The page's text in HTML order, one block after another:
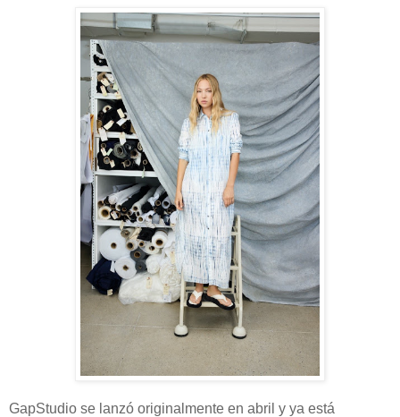
GapStudio se lanzó originalmente en abril y ya está